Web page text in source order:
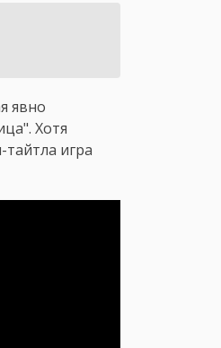
явно
Хотя
игра